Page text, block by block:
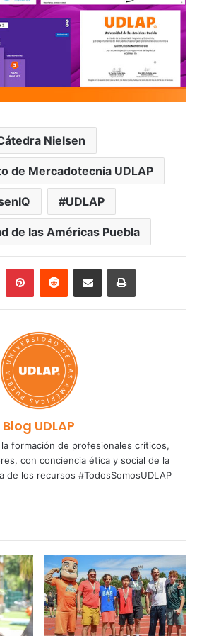
Nielsen
de Mercadotecnia UDLAP
UDLAP
de las Américas Puebla
LinkedInPinterestReddit Share via Email Print
Blog UDLAP
formación de profesionales críticos,
con conciencia ética y social de la
de los recursos #TodosSomosUDLAP